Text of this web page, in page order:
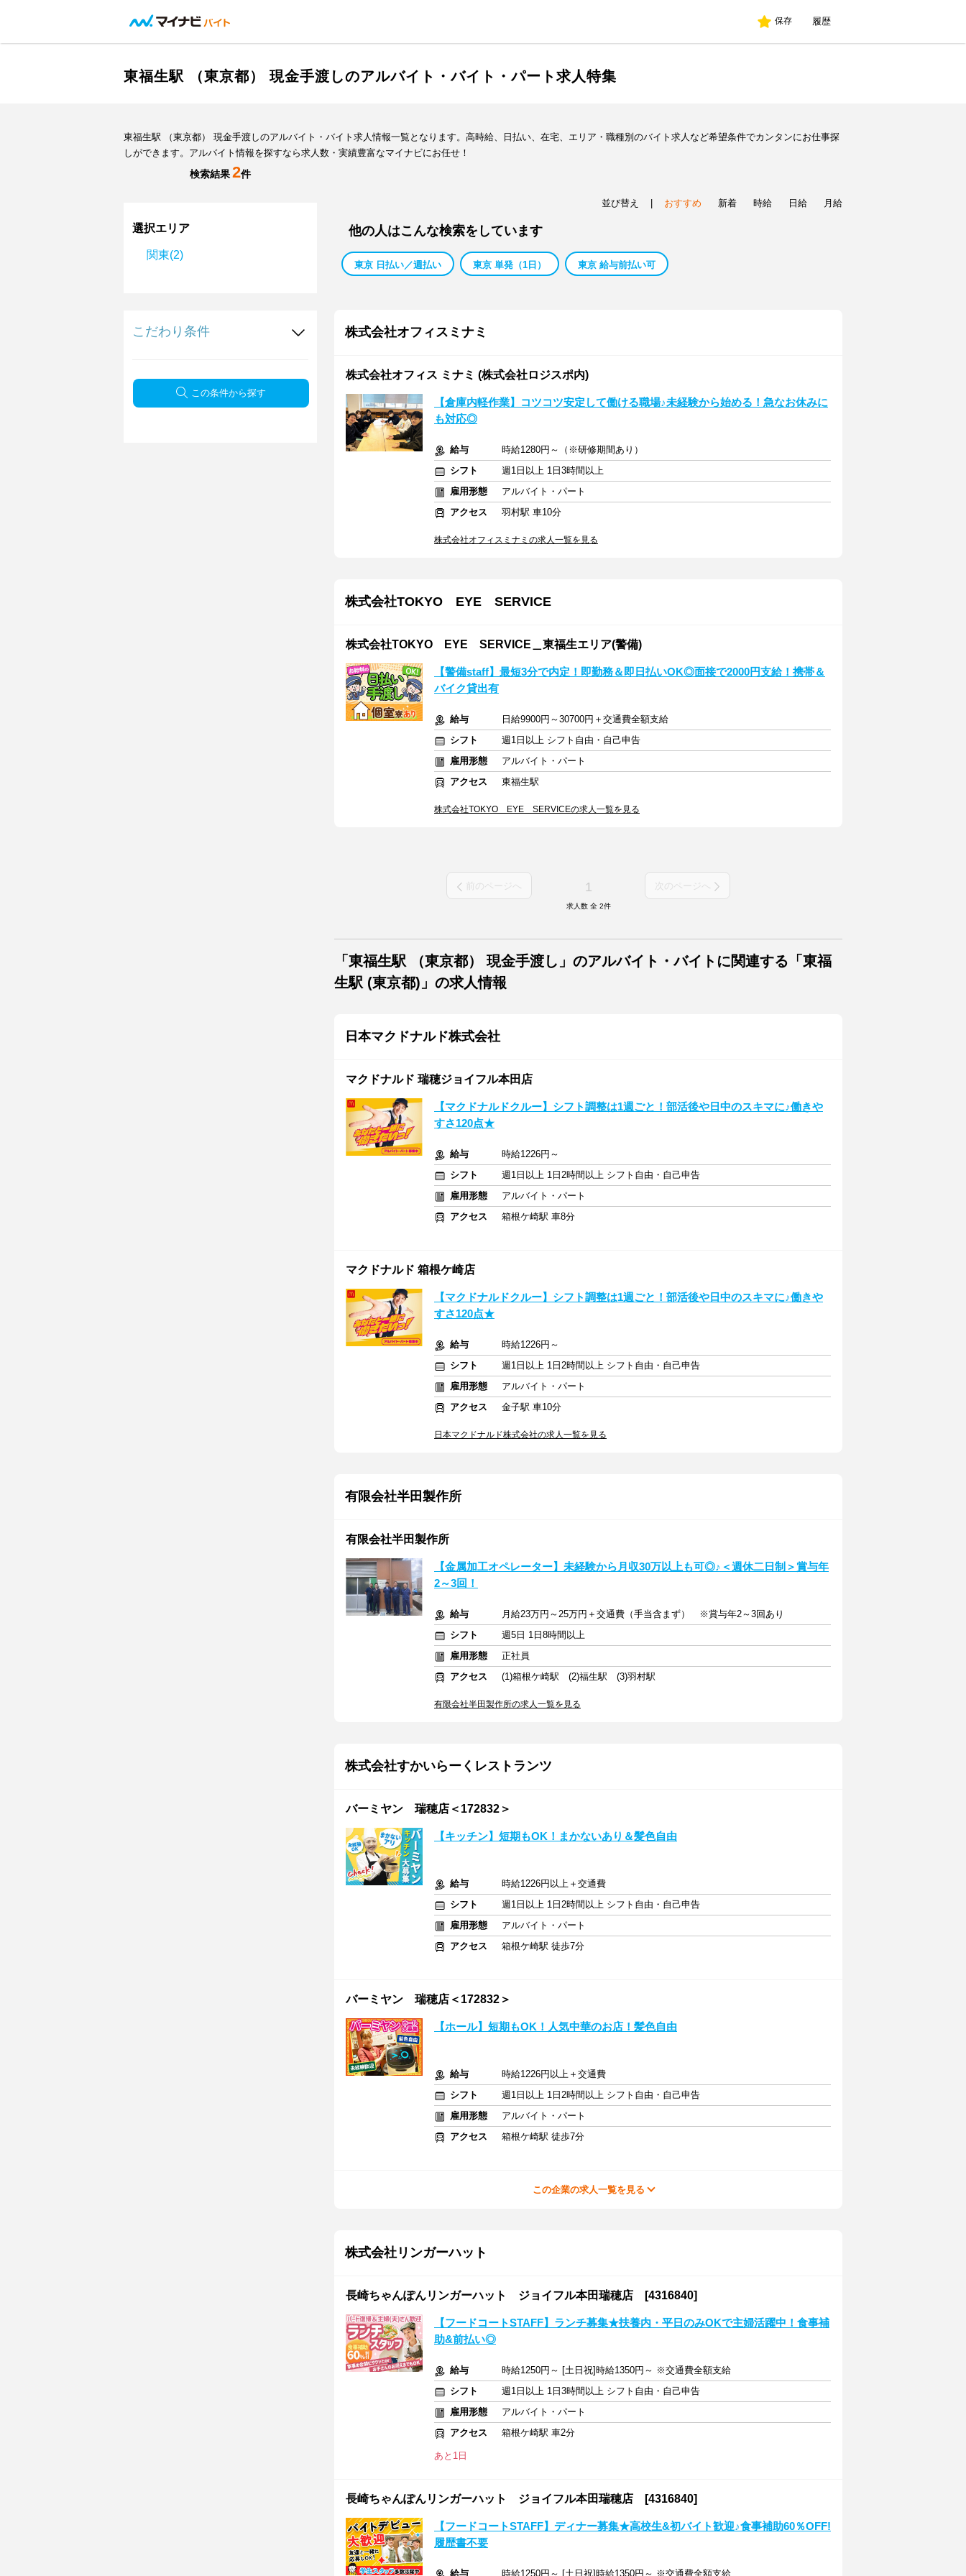
保存 履歴
東福生駅 （東京都） 現金手渡しのアルバイト・バイト・パート求人特集
東福生駅 （東京都） 現金手渡しのアルバイト・バイト求人情報一覧となります。高時給、日払い、在宅、エリア・職種別のバイト求人など希望条件でカンタンにお仕事探
しができます。アルバイト情報を探すなら求人数・実績豊富なマイナビにお任せ！
検索結果2件
選択エリア
関東(2)
こだわり条件
この条件から探す
並び替え おすすめ 新着 時給 日給 月給
他の人はこんな検索をしています
東京 日払い／週払い 東京 単発（1日） 東京 給与前払い可
株式会社オフィスミナミ
株式会社オフィス ミナミ (株式会社ロジスポ内)
【倉庫内軽作業】コツコツ安定して働ける職場♪未経験から始める！急なお休みに
も対応◎
給与
時給1280円～（※研修期間あり）
シフト
週1日以上 1日3時間以上
雇用形態
アルバイト・パート
アクセス
羽村駅 車10分
株式会社オフィスミナミの求人一覧を見る
株式会社TOKYO EYE SERVICE
株式会社TOKYO EYE SERVICE＿東福生エリア(警備)
【警備staff】最短3分で内定！即勤務＆即日払いOK◎面接で2000円支給！携帯＆
バイク貸出有
給与
日給9900円～30700円＋交通費全額支給
シフト
週1日以上 シフト自由・自己申告
雇用形態
アルバイト・パート
アクセス
東福生駅
株式会社TOKYO EYE SERVICEの求人一覧を見る
前のページへ 1 次のページへ
求人数 全 2件
「東福生駅 （東京都） 現金手渡し」のアルバイト・バイトに関連する「東福
生駅 (東京都)」の求人情報
日本マクドナルド株式会社
マクドナルド 瑞穂ジョイフル本田店
【マクドナルドクルー】シフト調整は1週ごと！部活後や日中のスキマに♪働きや
すさ120点★
給与
時給1226円～
シフト
週1日以上 1日2時間以上 シフト自由・自己申告
雇用形態
アルバイト・パート
アクセス
箱根ケ崎駅 車8分
マクドナルド 箱根ケ崎店
【マクドナルドクルー】シフト調整は1週ごと！部活後や日中のスキマに♪働きや
すさ120点★
給与
時給1226円～
シフト
週1日以上 1日2時間以上 シフト自由・自己申告
雇用形態
アルバイト・パート
アクセス
金子駅 車10分
日本マクドナルド株式会社の求人一覧を見る
有限会社半田製作所
有限会社半田製作所
【金属加工オペレーター】未経験から月収30万以上も可◎♪＜週休二日制＞賞与年
2～3回！
給与
月給23万円～25万円＋交通費（手当含まず） ※賞与年2～3回あり
シフト
週5日 1日8時間以上
雇用形態
正社員
アクセス
(1)箱根ケ崎駅 (2)福生駅 (3)羽村駅
有限会社半田製作所の求人一覧を見る
株式会社すかいらーくレストランツ
バーミヤン 瑞穂店＜172832＞
【キッチン】短期もOK！まかないあり＆髪色自由
給与
時給1226円以上＋交通費
シフト
週1日以上 1日2時間以上 シフト自由・自己申告
雇用形態
アルバイト・パート
アクセス
箱根ケ崎駅 徒歩7分
バーミヤン 瑞穂店＜172832＞
【ホール】短期もOK！人気中華のお店！髪色自由
給与
時給1226円以上＋交通費
シフト
週1日以上 1日2時間以上 シフト自由・自己申告
雇用形態
アルバイト・パート
アクセス
箱根ケ崎駅 徒歩7分
この企業の求人一覧を見る
株式会社リンガーハット
長崎ちゃんぽんリンガーハット ジョイフル本田瑞穂店 [4316840]
【フードコートSTAFF】ランチ募集★扶養内・平日のみOKで主婦活躍中！食事補
助&前払い◎
給与
時給1250円～ [土日祝]時給1350円～ ※交通費全額支給
シフト
週1日以上 1日3時間以上 シフト自由・自己申告
雇用形態
アルバイト・パート
アクセス
箱根ケ崎駅 車2分
あと1日
長崎ちゃんぽんリンガーハット ジョイフル本田瑞穂店 [4316840]
【フードコートSTAFF】ディナー募集★高校生&初バイト歓迎♪食事補助60％OFF!
履歴書不要
給与 時給1250円～ [土日祝]時給1350円～ ※交通費全額支給